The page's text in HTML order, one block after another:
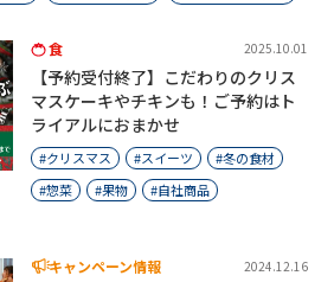
食 2025.10.01
【予約受付終了】こだわりのクリス
マスケーキやチキンも！ご予約はト
ライアルにおまかせ
クリスマス スイーツ
冬の食材
惣菜
果物 自社商品
キャンペーン情報 2024.12.16